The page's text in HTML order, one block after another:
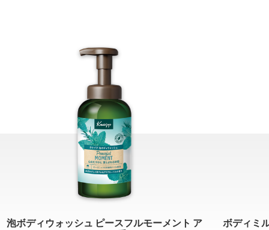
泡ボディウォッシュ ピースフルモーメント ア
ボディミ